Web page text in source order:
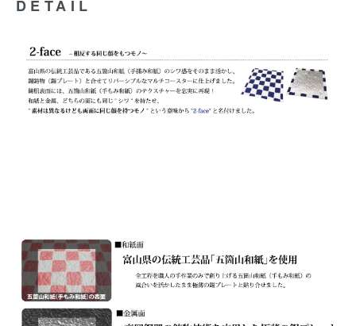
DETAIL